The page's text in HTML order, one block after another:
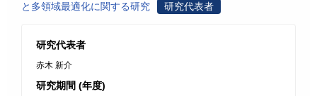
と多領域最適化に関する研究
研究代表者
研究代表者
赤木 新介
研究期間 (年度)